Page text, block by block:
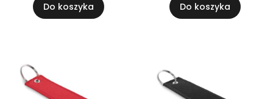
Do koszyka Do koszyka